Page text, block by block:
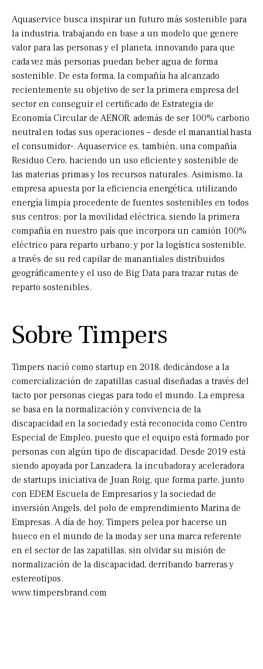
Aquaservice busca inspirar un futuro más sostenible para
la industria, trabajando en base a un modelo que genere
valor para las personas y el planeta, innovando para que
cada vez más personas puedan beber agua de forma
sostenible. De esta forma, la compañía ha alcanzado
recientemente su objetivo de ser la primera empresa del
sector en conseguir el certificado de Estrategia de
Economía Circular de AENOR, además de ser 100% carbono
neutral en todas sus operaciones – desde el manantial hasta
el consumidor-. Aquaservice es, también, una compañía
Residuo Cero, haciendo un uso eficiente y sostenible de
las materias primas y los recursos naturales. Asimismo, la
empresa apuesta por la eficiencia energética, utilizando
energía limpia procedente de fuentes sostenibles en todos
sus centros; por la movilidad eléctrica, siendo la primera
compañía en nuestro país que incorpora un camión 100%
eléctrico para reparto urbano; y por la logística sostenible,
a través de su red capilar de manantiales distribuidos
geográficamente y el uso de Big Data para trazar rutas de
reparto sostenibles.
Sobre Timpers
Timpers nació como startup en 2018, dedicándose a la
comercialización de zapatillas casual diseñadas a través del
tacto por personas ciegas para todo el mundo. La empresa
se basa en la normalización y convivencia de la
discapacidad en la sociedad y está reconocida como Centro
Especial de Empleo, puesto que el equipo está formado por
personas con algún tipo de discapacidad. Desde 2019 está
siendo apoyada por Lanzadera, la incubadora y aceleradora
de startups iniciativa de Juan Roig, que forma parte, junto
con EDEM Escuela de Empresarios y la sociedad de
inversión Angels, del polo de emprendimiento Marina de
Empresas. A día de hoy, Timpers pelea por hacerse un
hueco en el mundo de la moda y ser una marca referente
en el sector de las zapatillas, sin olvidar su misión de
normalización de la discapacidad, derribando barreras y
estereotipos.
www.timpersbrand.com